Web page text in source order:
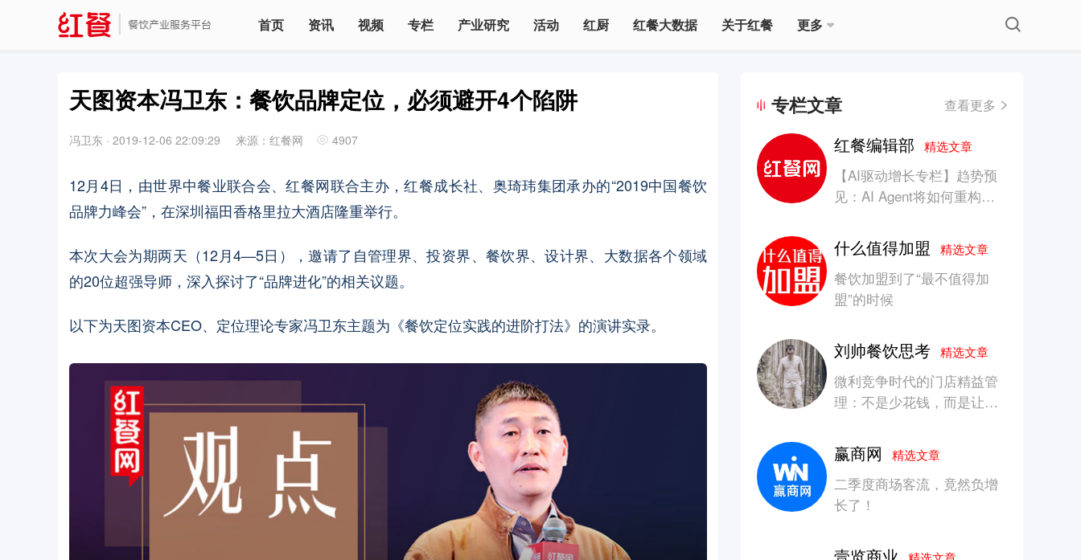
首页 资讯 视频 专栏 产业研究 活动 红厨 红餐大数据 关于红餐 更多
天图资本冯卫东：餐饮品牌定位，必须避开4个陷阱
冯卫东 · 2019-12-06 22:09:29 来源：红餐网 4907
12月4日，由世界中餐业联合会、红餐网联合主办，红餐成长社、奥琦玮集团承办的“2019中国餐饮
品牌力峰会”，在深圳福田香格里拉大酒店隆重举行。
本次大会为期两天（12月4—5日），邀请了自管理界、投资界、餐饮界、设计界、大数据各个领域
的20位超强导师，深入探讨了“品牌进化”的相关议题。
以下为天图资本CEO、定位理论专家冯卫东主题为《餐饮定位实践的进阶打法》的演讲实录。
专栏文章 查看更多
红餐编辑部精选文章
【AI驱动增长专栏】趋势预
见：AI Agent将如何重构消
什么值得加盟精选文章
餐饮加盟到了“最不值得加
盟”的时候
刘帅餐饮思考精选文章
微利竞争时代的门店精益管
理：不是少花钱，而是让每
赢商网精选文章
二季度商场客流，竟然负增
长了！